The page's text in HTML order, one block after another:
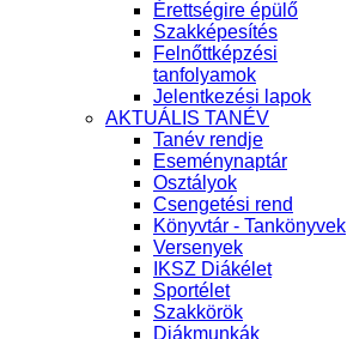
Érettségire épülő
Szakképesítés
Felnőttképzési
tanfolyamok
Jelentkezési lapok
AKTUÁLIS TANÉV
Tanév rendje
Eseménynaptár
Osztályok
Csengetési rend
Könyvtár - Tankönyvek
Versenyek
IKSZ Diákélet
Sportélet
Szakkörök
Diákmunkák